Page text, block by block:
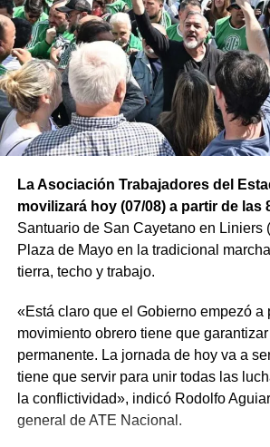
La Asociación Trabajadores del
movilizará hoy (07/08) a partir de las
Santuario de San Cayetano en Liniers
Plaza de Mayo en la tradicional
tierra, techo y trabajo.
«Está claro que el Gobierno empezó a
movimiento obrero tiene que
permanente. La jornada de hoy va a
tiene que servir para unir todas las
la conflictividad», indicó Rodolfo
general de ATE Nacional.